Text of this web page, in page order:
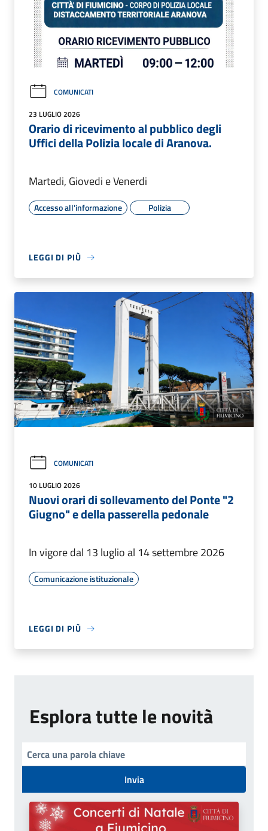
COMUNICATI
23 LUGLIO 2026
Orario di ricevimento al pubblico degli
Uffici della Polizia locale di Aranova.
Martedi, Giovedi e Venerdi
Accesso all'informazione Polizia
LEGGI DI PIÙ
COMUNICATI
10 LUGLIO 2026
Nuovi orari di sollevamento del Ponte "2
Giugno" e della passerella pedonale
In vigore dal 13 luglio al 14 settembre 2026
Comunicazione istituzionale
LEGGI DI PIÙ
Esplora tutte le novità
Invia